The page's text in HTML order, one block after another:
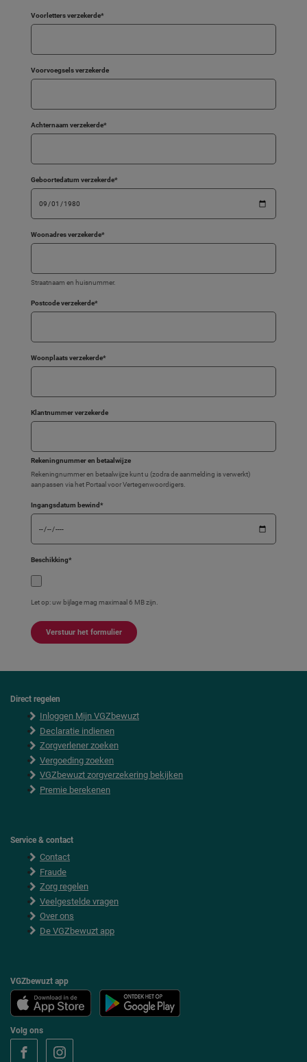
Voorletters verzekerde*
Voorvoegsels verzekerde
Achternaam verzekerde*
Geboortedatum verzekerde*
Woonadres verzekerde*
Straatnaam en huisnummer.
Postcode verzekerde*
Woonplaats verzekerde*
Klantnummer verzekerde
Rekeningnummer en betaalwijze
Rekeningnummer en betaalwijze kunt u (zodra de aanmelding is verwerkt)
aanpassen via het Portaal voor Vertegenwoordigers.
Ingangsdatum bewind*
Beschikking*
Let op: uw bijlage mag maximaal 6 MB zijn.
Direct regelen
Inloggen Mijn VGZbewuzt
Declaratie indienen
Zorgverlener zoeken
Vergoeding zoeken
VGZbewuzt zorgverzekering bekijken
Premie berekenen
Service & contact
Contact
Fraude
Zorg regelen
Veelgestelde vragen
Over ons
De VGZbewuzt app
VGZbewuzt app
Volg ons